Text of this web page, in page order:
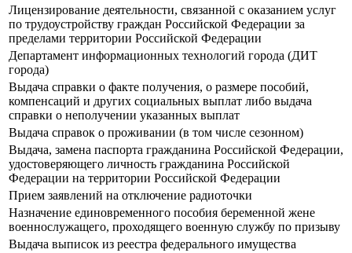
Лицензирование деятельности, связанной с оказанием услуг
по трудоустройству граждан Российской Федерации за
пределами территории Российской Федерации
Департамент информационных технологий города (ДИТ
города)
Выдача справки о факте получения, о размере пособий,
компенсаций и других социальных выплат либо выдача
справки о неполучении указанных выплат
Выдача справок о проживании (в том числе сезонном)
Выдача, замена паспорта гражданина Российской Федерации,
удостоверяющего личность гражданина Российской
Федерации на территории Российской Федерации
Прием заявлений на отключение радиоточки
Назначение единовременного пособия беременной жене
военнослужащего, проходящего военную службу по призыву
Выдача выписок из реестра федерального имущества